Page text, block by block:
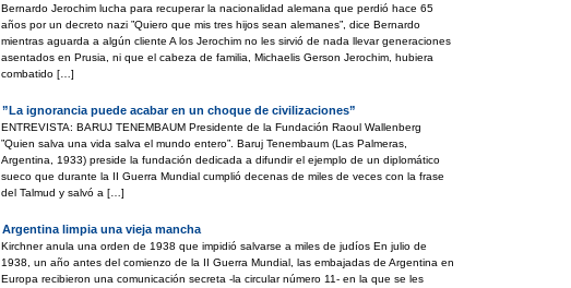
Bernardo Jerochim lucha para recuperar la nacionalidad alemana que perdió hace 65
años por un decreto nazi ”Quiero que mis tres hijos sean alemanes”, dice Bernardo
mientras aguarda a algún cliente A los Jerochim no les sirvió de nada llevar generaciones
asentados en Prusia, ni que el cabeza de familia, Michaelis Gerson Jerochim, hubiera
combatido […]
”La ignorancia puede acabar en un choque de civilizaciones”
ENTREVISTA: BARUJ TENEMBAUM Presidente de la Fundación Raoul Wallenberg
”Quien salva una vida salva el mundo entero”. Baruj Tenembaum (Las Palmeras,
Argentina, 1933) preside la fundación dedicada a difundir el ejemplo de un diplomático
sueco que durante la II Guerra Mundial cumplió decenas de miles de veces con la frase
del Talmud y salvó a […]
Argentina limpia una vieja mancha
Kirchner anula una orden de 1938 que impidió salvarse a miles de judíos En julio de
1938, un año antes del comienzo de la II Guerra Mundial, las embajadas de Argentina en
Europa recibieron una comunicación secreta -la circular número 11- en la que se les